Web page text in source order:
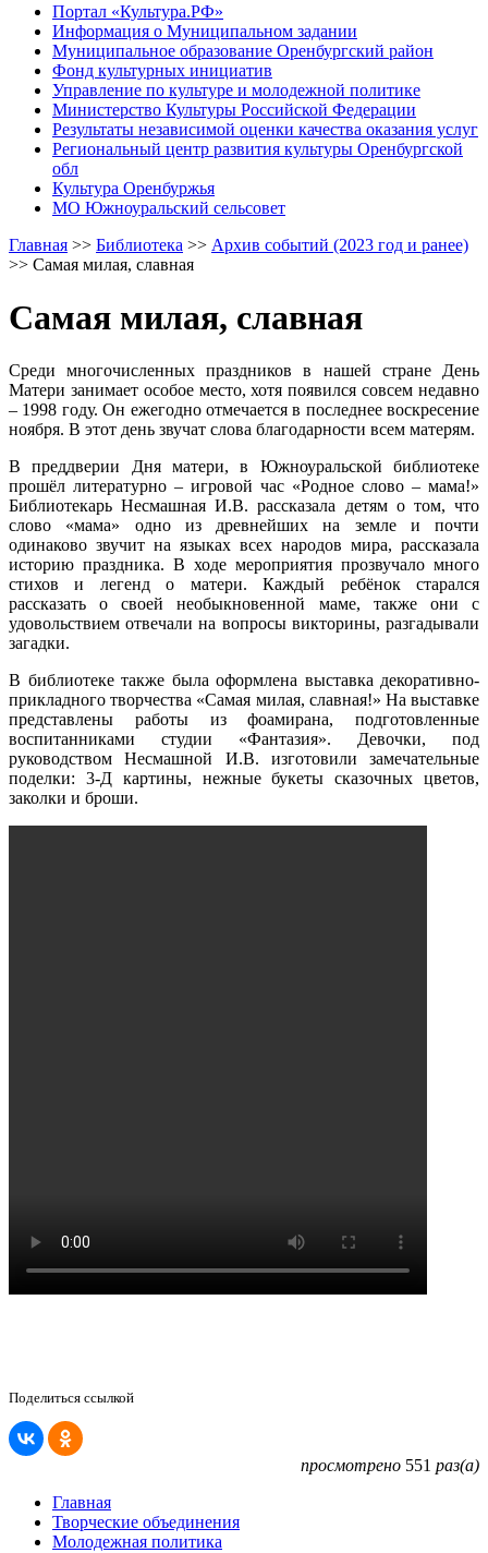
Портал «Культура.РФ»
Информация о Муниципальном задании
Муниципальное образование Оренбургский район
Фонд культурных инициатив
Управление по культуре и молодежной политике
Министерство Культуры Российской Федерации
Результаты независимой оценки качества оказания услуг
Региональный центр развития культуры Оренбургской
обл
Культура Оренбуржья
МО Южноуральский сельсовет
Главная >> Библиотека >> Архив событий (2023 год и ранее)
>> Самая милая, славная
Самая милая, славная
Среди многочисленных праздников в нашей стране День
Матери занимает особое место, хотя появился совсем недавно
– 1998 году. Он ежегодно отмечается в последнее воскресение
ноября. В этот день звучат слова благодарности всем матерям.
В преддверии Дня матери, в Южноуральской библиотеке
прошёл литературно – игровой час «Родное слово – мама!»
Библиотекарь Несмашная И.В. рассказала детям о том, что
слово «мама» одно из древнейших на земле и почти
одинаково звучит на языках всех народов мира, рассказала
историю праздника. В ходе мероприятия прозвучало много
стихов и легенд о матери. Каждый ребёнок старался
рассказать о своей необыкновенной маме, также они с
удовольствием отвечали на вопросы викторины, разгадывали
загадки.
В библиотеке также была оформлена выставка декоративно-
прикладного творчества «Самая милая, славная!» На выставке
представлены работы из фоамирана, подготовленные
воспитанниками студии «Фантазия». Девочки, под
руководством Несмашной И.В. изготовили замечательные
поделки: 3-Д картины, нежные букеты сказочных цветов,
заколки и броши.
Поделиться ссылкой
просмотрено 551 раз(а)
Главная
Творческие объединения
Молодежная политика